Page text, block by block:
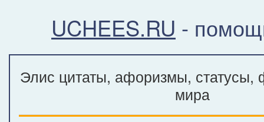
UCHEES.RU -
Элис цитаты, афоризмы, статусы,
мира